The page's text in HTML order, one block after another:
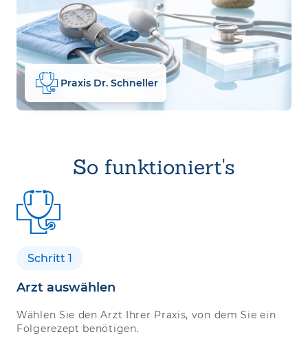
Praxis Dr. Schneller
So funktioniert's
Schritt 1
Arzt auswählen
Wählen Sie den Arzt Ihrer Praxis, von dem Sie ein
Folgerezept benötigen.